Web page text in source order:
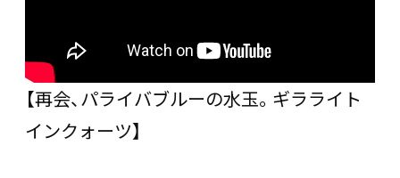
【再会、パライバブルーの水玉。ギラライト
インクォーツ】